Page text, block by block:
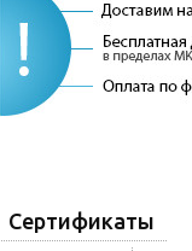
Сертификаты